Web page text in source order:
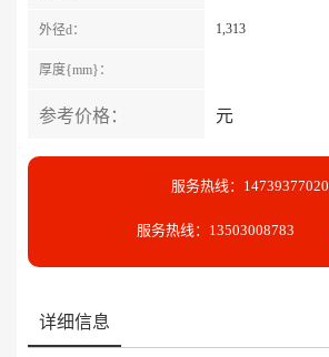
外径d： 1,313
厚度{mm}：
参考价格： 元
服务热线：14739377020
服务热线：13503008783
详细信息